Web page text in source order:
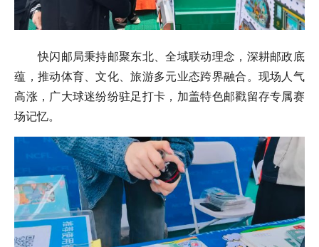
快闪邮局秉持邮聚东北、全域联动理念，深耕邮政底
蕴，推动体育、文化、旅游多元业态跨界融合。现场人气
高涨，广大球迷纷纷驻足打卡，加盖特色邮戳留存专属赛
场记忆。